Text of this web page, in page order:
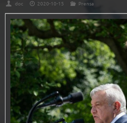
doc 2020-10-15 Prensa